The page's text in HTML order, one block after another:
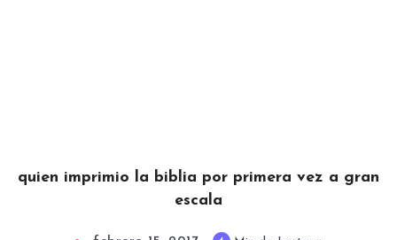
quien imprimio la biblia por primera vez a gran
escala